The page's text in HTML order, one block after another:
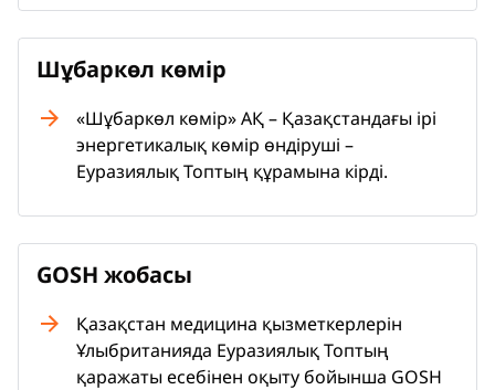
Шұбаркөл көмір
«Шұбаркөл көмір» АҚ – Қазақстандағы ірі
энергетикалық көмір өндіруші –
Еуразиялық Топтың құрамына кірді.
GOSH жобасы
Қазақстан медицина қызметкерлерін
Ұлыбританияда Еуразиялық Топтың
қаражаты есебінен оқыту бойынша GOSH